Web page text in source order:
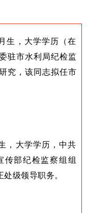
生，大学学历（在
驻市水利局纪检监
究，该同志拟任市
，大学学历，中共
传部纪检监察组组
级领导职务。